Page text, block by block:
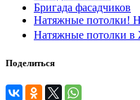
Бригада фасадчиков
Натяжные потолки!
Натяжные потолки в
Поделиться